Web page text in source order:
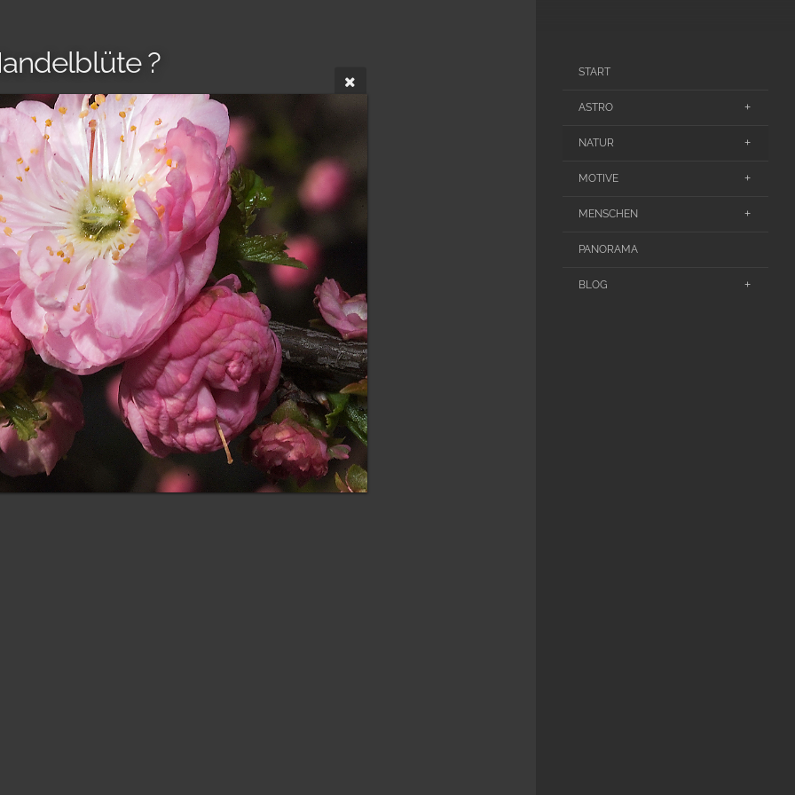
START
ASTRO
NATUR
MOTIVE
MENSCHEN
PANORAMA
BLOG
?